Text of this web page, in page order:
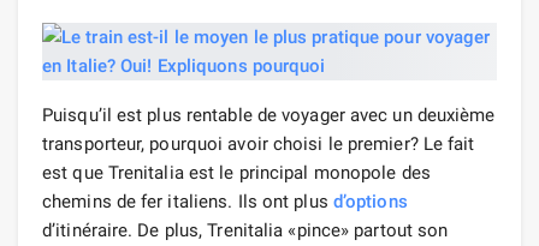
Puisqu’il est plus rentable de voyager avec un deuxième
transporteur, pourquoi avoir choisi le premier? Le fait
est que Trenitalia est le principal monopole des
chemins de fer italiens. Ils ont plus d’options
d’itinéraire. De plus, Trenitalia «pince» partout son